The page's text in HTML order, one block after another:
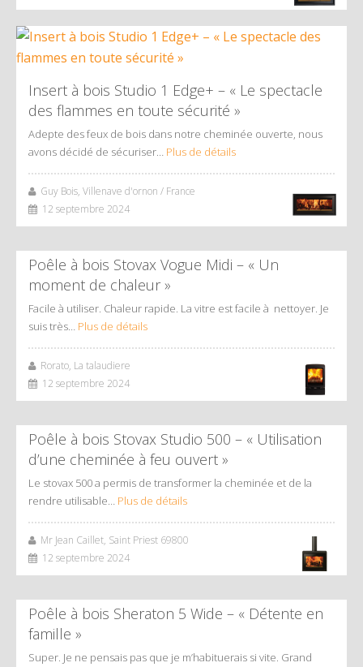
Insert à bois Studio 1 Edge+ – « Le spectacle
des flammes en toute sécurité »
Adepte des feux de bois dans notre cheminée ouverte, nous
avons décidé de sécuriser… Plus de détails
Guy Bois, Villenave d'ornon / France
12 septembre 2024
Poêle à bois Stovax Vogue Midi – « Un
moment de chaleur »
Facile à utiliser. Chaleur rapide. La vitre est facile à nettoyer. Je
suis très… Plus de détails
Rorato, La talaudiere
12 septembre 2024
Poêle à bois Stovax Studio 500 – « Utilisation
d’une cheminée à feu ouvert »
Le stovax 500 a permis de transformer la cheminée et de la
rendre utilisable… Plus de détails
Mr Jean Caillet, Saint Priest 69800
12 septembre 2024
Poêle à bois Sheraton 5 Wide – « Détente en
famille »
Super. Je ne pensais pas que je m’habituerais si vite. Grand